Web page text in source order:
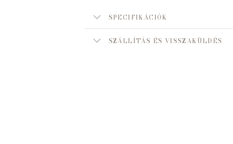
SPECIFIKÁCIÓK
SZÁLLÍTÁS ÉS VISSZAKÜLDÉS